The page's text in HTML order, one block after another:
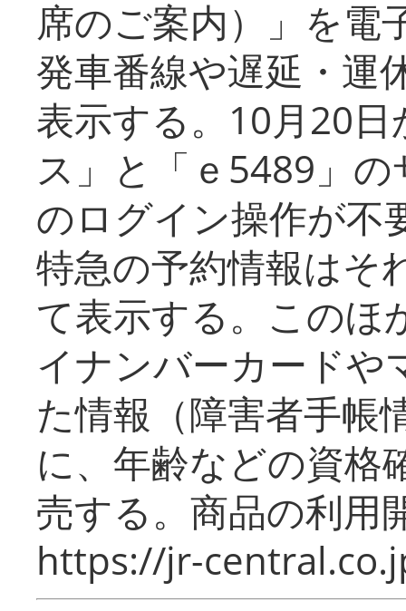
席のご案内）」を電
発車番線や遅延・運
表示する。10月20
ス」と「ｅ5489」
のログイン操作が不
特急の予約情報はそ
て表示する。このほ
イナンバーカードや
た情報（障害者手帳
に、年齢などの資格
売する。商品の利用
https://jr-